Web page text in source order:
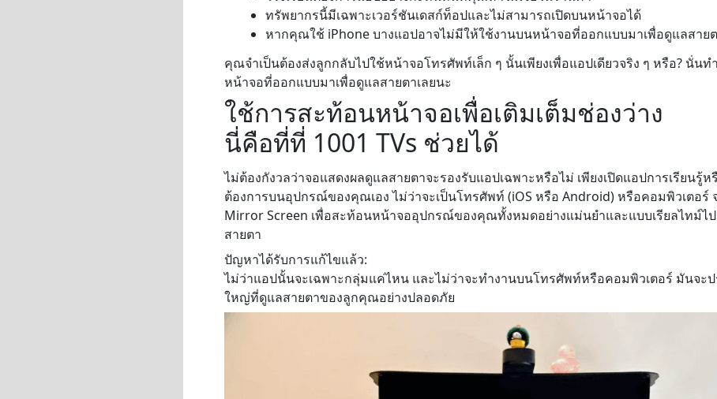
ทรัพยากรนี้มีเฉพาะเวอร์ชันเดสก์ท็อปและไม่สามารถเปิดบนหน้าจอได้
หากคุณใช้ iPhone บางแอปอาจไม่มีให้ใช้งานบนหน้าจอที่ออกแบบมาเพื่อดูแลสาย
คุณจำเป็นต้องส่งลูกกลับไปใช้หน้าจอโทรศัพท์เล็ก ๆ นั้นเพียงเพื่อแอปเดียวจริง ๆ หรือ? นั่นท
หน้าจอที่ออกแบบมาเพื่อดูแลสายตาเลยนะ
ใช้การสะท้อนหน้าจอเพื่อเติมเต็มช่องว่าง
นี่คือที่ที่ 1001 TVs ช่วยได้
ไม่ต้องกังวลว่าจอแสดงผลดูแลสายตาจะรองรับแอปเฉพาะหรือไม่ เพียงเปิดแอปการเรียนรู้ห
ต้องการบนอุปกรณ์ของคุณเอง ไม่ว่าจะเป็นโทรศัพท์ (iOS หรือ Android) หรือคอมพิวเตอร์
Mirror Screen เพื่อสะท้อนหน้าจออุปกรณ์ของคุณทั้งหมดอย่างแม่นยำและแบบเรียลไทม์ไ
สายตา
ปัญหาได้รับการแก้ไขแล้ว:
ไม่ว่าแอปนั้นจะเฉพาะกลุ่มแค่ไหน และไม่ว่าจะทำงานบนโทรศัพท์หรือคอมพิวเตอร์ มันจะ
ใหญ่ที่ดูแลสายตาของลูกคุณอย่างปลอดภัย